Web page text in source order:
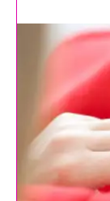
la
publication :